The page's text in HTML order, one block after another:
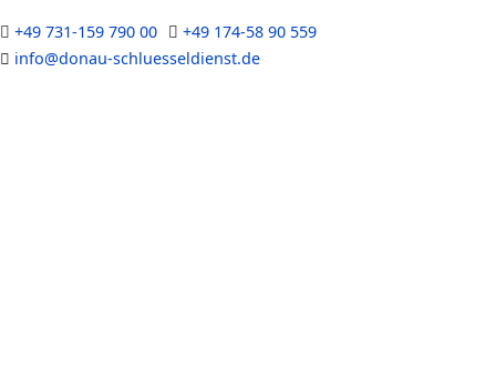
+49 731-159 790 00
+49 174-58 90 559
info@donau-schluesseldienst.de